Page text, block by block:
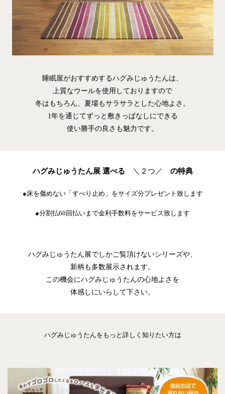
睡眠屋がおすすめするハグみじゅうたんは、
上質なウールを使用しておりますので
冬はもちろん、夏場もサラサラとした心地よさ。
1年を通じてずっと敷きっぱなしにできる
使い勝手の良さも魅力です。
ハグみじゅうたん展 選べる ＼２つ／ の特典
●床を傷めない「すべり止め」をサイズ分プレゼント致します
●分割払60回払いまで金利手数料をサービス致します
ハグみじゅうたん展でしかご覧頂けないシリーズや、
新柄も多数展示されます。
この機会にハグみじゅうたんの心地よさを
体感しにいらして下さい。
ハグみじゅうたんをもっと詳しく知りたい方は